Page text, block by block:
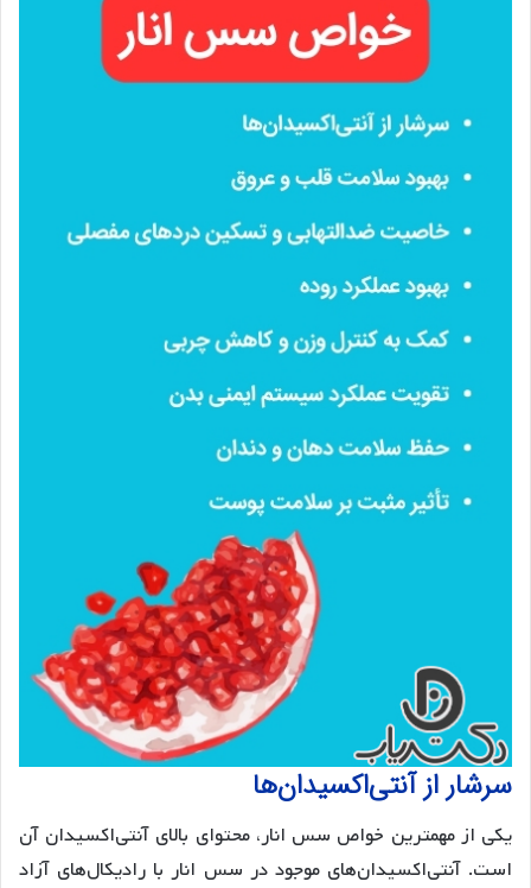
سرشار از آنتی‌اکسیدان‌ها
یکی از مهمترین خواص سس انار، محتوای بالای آنتی‌اکسیدان آن
است. آنتی‌اکسیدان‌های موجود در سس انار با رادیکال‌های آزاد